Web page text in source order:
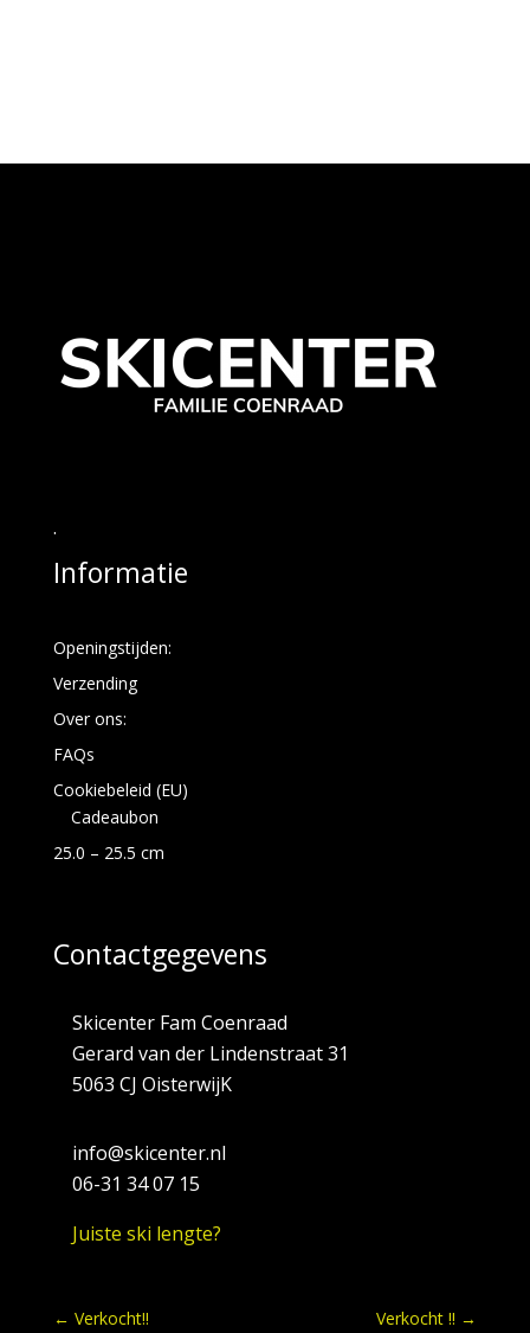
.
Informatie
Openingstijden:
Verzending
Over ons:
FAQs
Cookiebeleid (EU)
Cadeaubon
25.0 – 25.5 cm
Contactgegevens
Skicenter Fam Coenraad
Gerard van der Lindenstraat 31
5063 CJ OisterwijK
info@skicenter.nl
06-31 34 07 15
Juiste ski lengte?
← Verkocht!! Verkocht !! →